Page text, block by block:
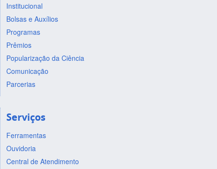
Institucional
Bolsas e Auxílios
Programas
Prêmios
Popularização da Ciência
Comunicação
Parcerias
Serviços
Ferramentas
Ouvidoria
Central de Atendimento